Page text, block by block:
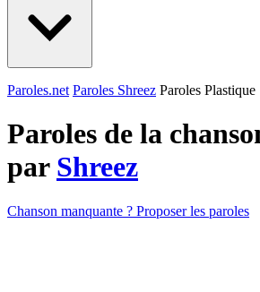
Paroles.net Paroles Shreez Paroles Plastique
Paroles de la
par Shreez
Chanson manquante ? Proposer les paroles